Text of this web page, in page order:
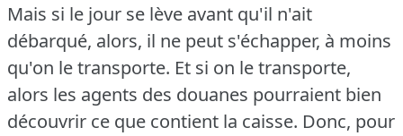
Mais si le jour se lève avant qu'il n'ait
débarqué, alors, il ne peut s'échapper, à moins
qu'on le transporte. Et si on le transporte,
alors les agents des douanes pourraient bien
découvrir ce que contient la caisse. Donc, pour